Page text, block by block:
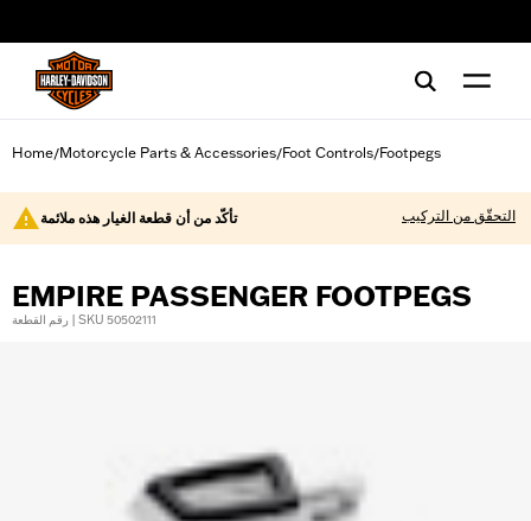
Home/Motorcycle Parts & Accessories/Foot Controls/Footpegs
تأكّد من أن قطعة الغيار هذه ملائمة التحقّق من التركيب
EMPIRE PASSENGER FOOTPEGS
رقم القطعة | SKU 50502111